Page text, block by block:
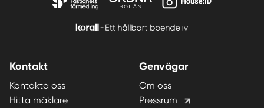
Kontakt
Kontakta oss
Hitta mäklare
Genvägar
Om oss
Pressrum